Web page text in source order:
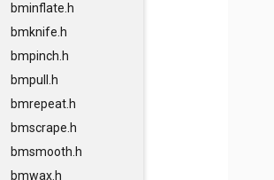
bminflate.h
bmknife.h
bmpinch.h
bmpull.h
bmrepeat.h
bmscrape.h
bmsmooth.h
bmwax.h